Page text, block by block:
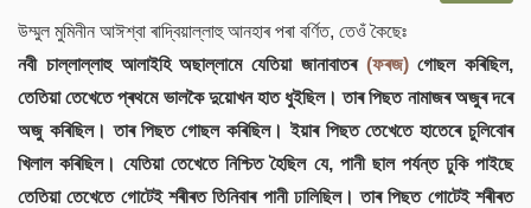
উম্মুল মুমিনীন আঈশ্বা ৰাদ্বিয়াল্লাহু আনহাৰ পৰা বৰ্ণিত, তেওঁ কৈছেঃ
নবী চাল্লাল্লাহু আলাইহি অছাল্লামে যেতিয়া জানাবাতৰ (ফৰজ)গোছল কৰিছিল,
তেতিয়া তেখেতে প্ৰথমে ভালকৈ দুয়োখন হাত ধুইছিল। তাৰ পিছত নামাজৰ অজুৰ দৰে
অজু কৰিছিল। তাৰ পিছত গোছল কৰিছিল। ইয়াৰ পিছত তেখেতে হাতেৰে চুলিবোৰ
খিলাল কৰিছিল। যেতিয়া তেখেতে নিশ্চিত হৈছিল যে, পানী ছাল পৰ্যন্ত ঢুকি পাইছে
তেতিয়া তেখেতে গোটেই শৰীৰত তিনিবাৰ পানী ঢালিছিল। তাৰ পিছত গোটেই শৰীৰত